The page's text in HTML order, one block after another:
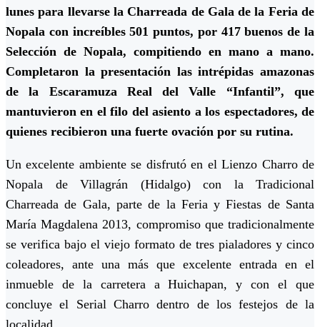
lunes para llevarse la Charreada de Gala de la Feria de
Nopala con increíbles 501 puntos, por 417 buenos de la
Selección de Nopala, compitiendo en mano a mano.
Completaron la presentación las intrépidas amazonas
de la Escaramuza Real del Valle “Infantil”, que
mantuvieron en el filo del asiento a los espectadores, de
quienes recibieron una fuerte ovación por su rutina.
Un excelente ambiente se disfrutó en el Lienzo Charro de
Nopala de Villagrán (Hidalgo) con la Tradicional
Charreada de Gala, parte de la Feria y Fiestas de Santa
María Magdalena 2013, compromiso que tradicionalmente
se verifica bajo el viejo formato de tres pialadores y cinco
coleadores, ante una más que excelente entrada en el
inmueble de la carretera a Huichapan, y con el que
concluye el Serial Charro dentro de los festejos de la